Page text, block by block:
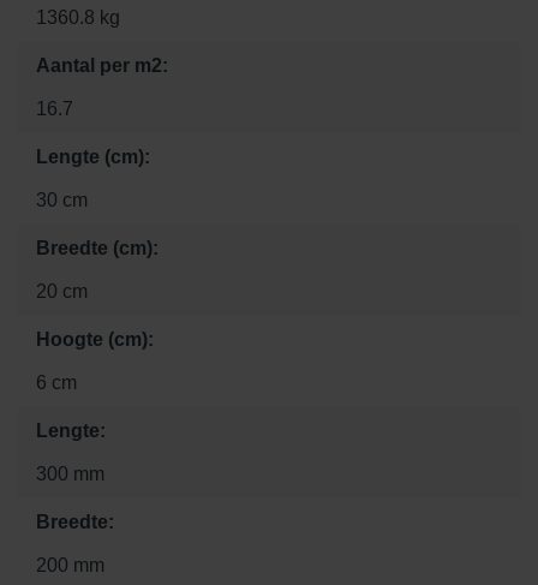
1360.8 kg
Aantal per m2:
16.7
Lengte (cm):
30 cm
Breedte (cm):
20 cm
Hoogte (cm):
6 cm
Lengte:
300 mm
Breedte:
200 mm